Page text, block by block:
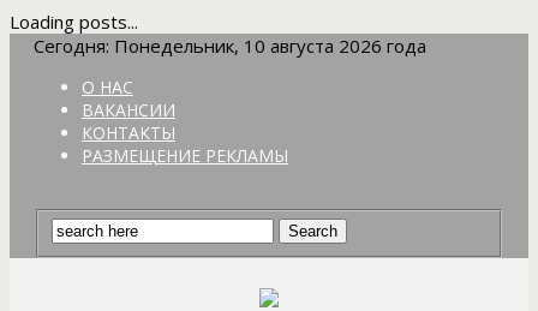
Loading posts...
Сегодня: Понедельник, 10 августа 2026 года
О НАС
ВАКАНСИИ
КОНТАКТЫ
РАЗМЕЩЕНИЕ РЕКЛАМЫ